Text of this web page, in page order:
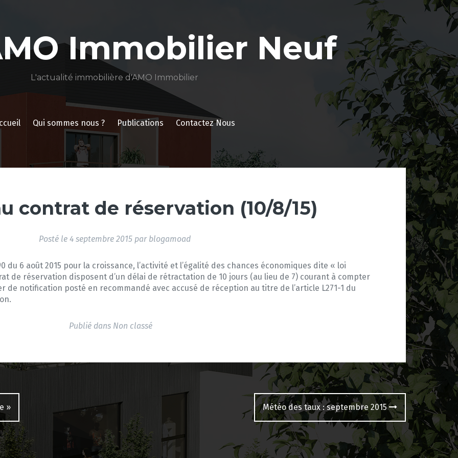
Immobilier Neuf
L'actualité immobilière d'AMO Immobilier
Qui sommes nous ? Publications Contactez Nous
contrat de réservation (10/8/15)
Posté le 4 septembre 2015par blogamoad
du 6 août 2015 pour la croissance, l’activité et l’égalité des chances économiques dite « loi
de réservation disposent d’un délai de rétractation de 10 jours (au lieu de 7) courant à compter
notification posté en recommandé avec accusé de réception au titre de l’article L271-1 du
Publié dans Non classé
» Météo des taux : septembre 2015